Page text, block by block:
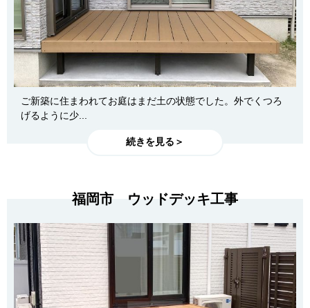
ご新築に住まわれてお庭はまだ土の状態でした。外でくつろ
げるように少...
続きを見る＞
福岡市 ウッドデッキ工事